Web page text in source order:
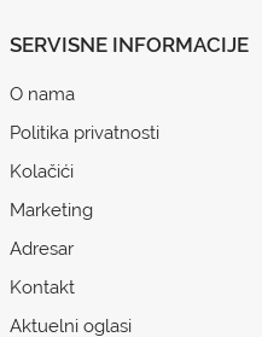
SERVISNE INFORMACIJE
O nama
Politika privatnosti
Kolačići
Marketing
Adresar
Kontakt
Aktuelni oglasi